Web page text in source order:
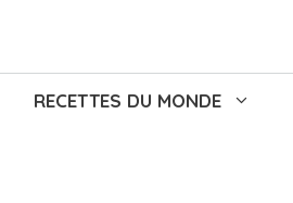
RECETTES DU MONDE